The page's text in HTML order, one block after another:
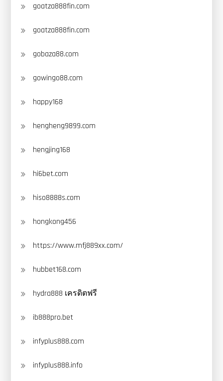
goatza888fin.com
goatza888fin.com
gobaza88.com
gowingo88.com
happy168
hengheng9899.com
hengjing168
hi6bet.com
hiso8888s.com
hongkong456
https://www.mfj889xx.com/
hubbet168.com
hydra888 เครดิตฟรี
ib888pro.bet
infyplus888.com
infyplus888.info